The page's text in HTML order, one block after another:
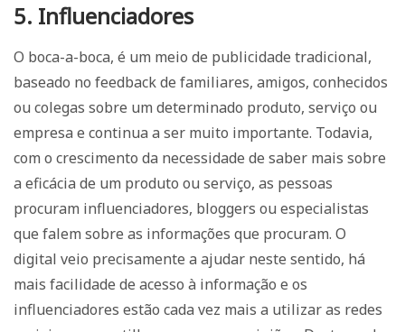
5. Influenciadores
O boca-a-boca, é um meio de publicidade tradicional,
baseado no feedback de familiares, amigos, conhecidos
ou colegas sobre um determinado produto, serviço ou
empresa e continua a ser muito importante. Todavia,
com o crescimento da necessidade de saber mais sobre
a eficácia de um produto ou serviço, as pessoas
procuram influenciadores, bloggers ou especialistas
que falem sobre as informações que procuram. O
digital veio precisamente a ajudar neste sentido, há
mais facilidade de acesso à informação e os
influenciadores estão cada vez mais a utilizar as redes